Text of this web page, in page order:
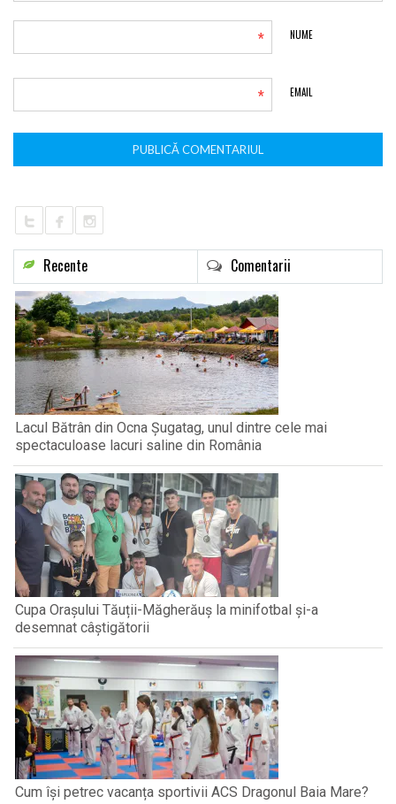
NUME
*
EMAIL
*
Recente Comentarii
Lacul Bătrân din Ocna Șugatag, unul dintre cele mai
spectaculoase lacuri saline din România
Cupa Orașului Tăuții-Măgherăuș la minifotbal și-a
desemnat câștigătorii
Cum își petrec vacanța sportivii ACS Dragonul Baia Mare?